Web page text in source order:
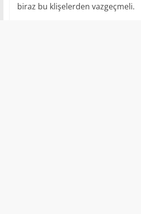
biraz bu klişelerden vazgeçmeli.